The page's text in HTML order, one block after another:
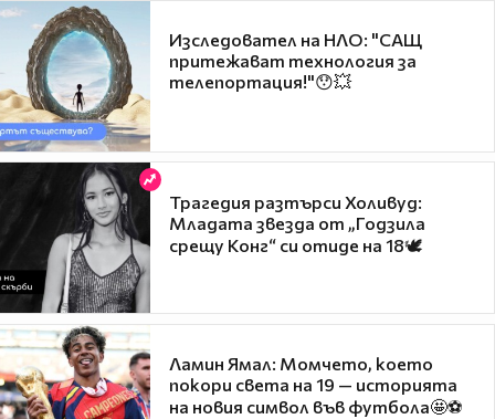
Изследовател на НЛО: "САЩ
притежават технология за
телепортация!"😯💥
Трагедия разтърси Холивуд:
Младата звезда от „Годзила
срещу Конг“ си отиде на 18🕊️
Ламин Ямал: Момчето, което
покори света на 19 — историята
на новия символ във футбола🤩⚽